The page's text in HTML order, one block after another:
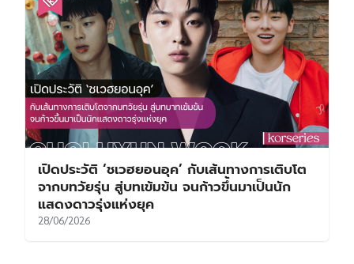
เปิดประวัติ ‘ชเวฮยอนอุค’ กับเส้นทางการเติบโต
จากบทวัยรุ่น สู่บทเข้มข้น จนก้าวขึ้นมาเป็นนัก
แสดงดาวรุ่งแห่งยุค
28/06/2026